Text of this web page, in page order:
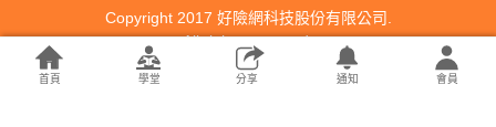
Copyright 2017 好險網科技股份有限公司.
All rights reserved.